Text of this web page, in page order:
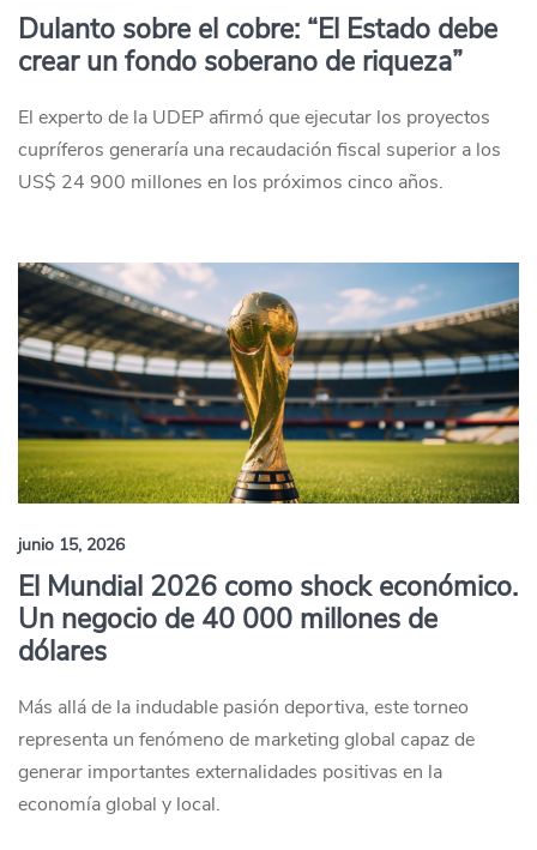
Dulanto sobre el cobre: “El Estado debe
crear un fondo soberano de riqueza”
El experto de la UDEP afirmó que ejecutar los proyectos
cupríferos generaría una recaudación fiscal superior a los
US$ 24 900 millones en los próximos cinco años.
junio 15, 2026
El Mundial 2026 como shock económico.
Un negocio de 40 000 millones de
dólares
Más allá de la indudable pasión deportiva, este torneo
representa un fenómeno de marketing global capaz de
generar importantes externalidades positivas en la
economía global y local.